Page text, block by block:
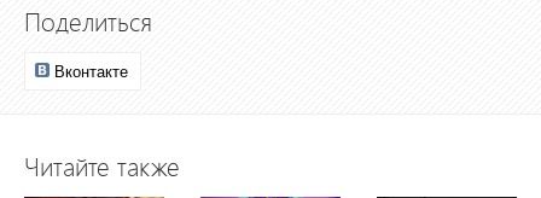
Поделиться
Вконтакте
Читайте также